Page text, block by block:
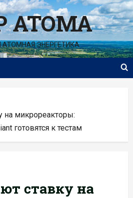
АТОМА
ЭНЕРГЕТИКА
микрореакторы:
готовятся к тестам
ставку на